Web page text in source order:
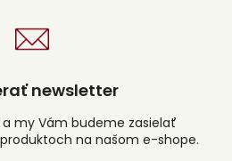
newsletter
my Vám budeme zasielať
na našom e-shope.